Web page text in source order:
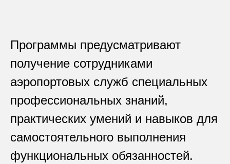
Программы предусматривают
получение сотрудниками
аэропортовых служб специальных
профессиональных знаний,
практических умений и навыков для
самостоятельного выполнения
функциональных обязанностей.